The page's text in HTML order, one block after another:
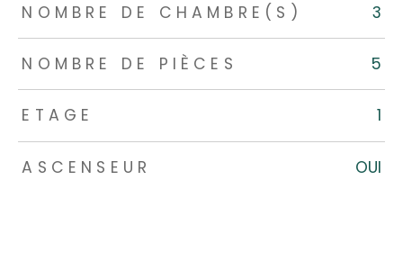
NOMBRE DE CHAMBRE(S) 3
NOMBRE DE PIÈCES 5
ETAGE 1
ASCENSEUR OUI